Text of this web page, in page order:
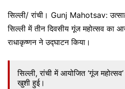
सिल्ली/ रांची। Gunj Mahotsav:
सिल्ली में तीन दिवसीय गूंज महोत्सव का
राधाकृष्णन ने उद्घाटन किया।
सिल्ली, रांची में आयोजित ‘गूंज
खुशी हुई।